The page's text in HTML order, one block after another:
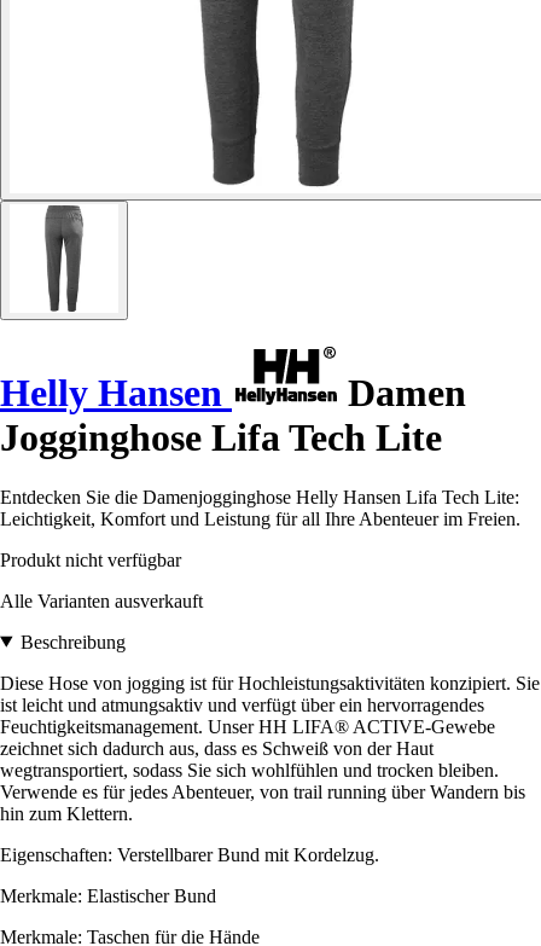
Helly Hansen
Damen
Jogginghose Lifa Tech Lite
Entdecken Sie die Damenjogginghose Helly Hansen Lifa Tech Lite:
Leichtigkeit, Komfort und Leistung für all Ihre Abenteuer im Freien.
Produkt nicht verfügbar
Alle Varianten ausverkauft
Beschreibung
Diese Hose von jogging ist für Hochleistungsaktivitäten konzipiert. Sie
ist leicht und atmungsaktiv und verfügt über ein hervorragendes
Feuchtigkeitsmanagement. Unser HH LIFA® ACTIVE-Gewebe
zeichnet sich dadurch aus, dass es Schweiß von der Haut
wegtransportiert, sodass Sie sich wohlfühlen und trocken bleiben.
Verwende es für jedes Abenteuer, von trail running über Wandern bis
hin zum Klettern.
Eigenschaften: Verstellbarer Bund mit Kordelzug.
Merkmale: Elastischer Bund
Merkmale: Taschen für die Hände